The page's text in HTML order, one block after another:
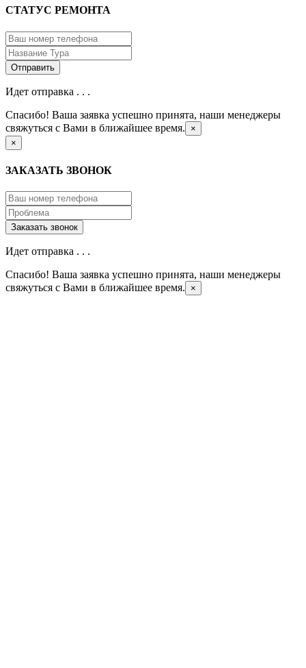
СТАТУС РЕМОНТА
Идет отправка . . .
Спасибо! Ваша заявка успешно принята, наши менеджеры
свяжуться с Вами в ближайшее время.
×
×
ЗАКАЗАТЬ ЗВОНОК
Идет отправка . . .
Спасибо! Ваша заявка успешно принята, наши менеджеры
свяжуться с Вами в ближайшее время.
×